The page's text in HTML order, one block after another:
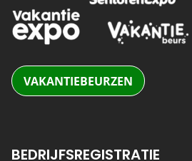
VAKANTIEBEURZEN
BEDRIJFSREGISTRATIE